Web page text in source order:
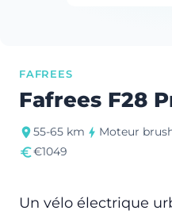
FAFREES
Fafrees F28
55-65 km
Moteur
€1049
Un vélo électrique